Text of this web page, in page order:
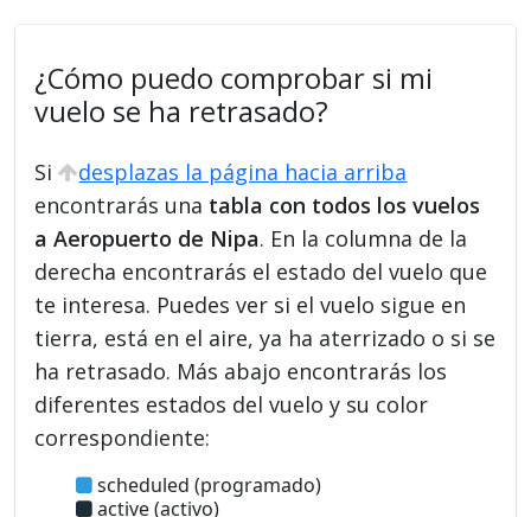
¿Cómo puedo comprobar si mi
vuelo se ha retrasado?
Si
desplazas la página hacia arriba
encontrarás una tabla con todos los vuelos
a Aeropuerto de Nipa. En la columna de la
derecha encontrarás el estado del vuelo que
te interesa. Puedes ver si el vuelo sigue en
tierra, está en el aire, ya ha aterrizado o si se
ha retrasado. Más abajo encontrarás los
diferentes estados del vuelo y su color
correspondiente:
scheduled (programado)
active (activo)